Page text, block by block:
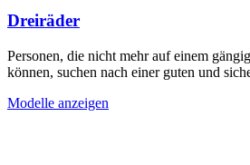
Dreiräder
Personen, die nicht mehr auf einem
können, suchen nach einer guten und
Modelle anzeigen